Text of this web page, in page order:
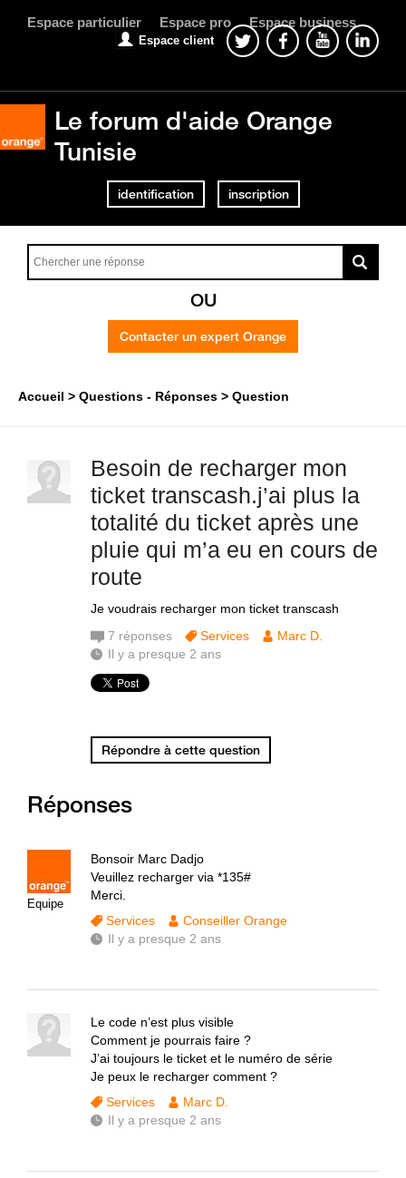
Espace particulier Espace pro Espace business
Espace client
Le forum d'aide Orange
Tunisie
identification inscription
OU
Contacter un expert Orange
Accueil Questions - Réponses Question
Besoin de recharger mon
ticket transcash.j’ai plus la
totalité du ticket après une
pluie qui m’a eu en cours de
route
Je voudrais recharger mon ticket transcash
7 réponses Services
Marc D.
Il y a presque 2 ans
Répondre à cette question
Réponses
Equipe
Bonsoir Marc Dadjo
Veuillez recharger via *135#
Merci.
Services
Conseiller Orange
Il y a presque 2 ans
Le code n’est plus visible
Comment je pourrais faire ?
J’ai toujours le ticket et le numéro de série
Je peux le recharger comment ?
Services
Marc D.
Il y a presque 2 ans